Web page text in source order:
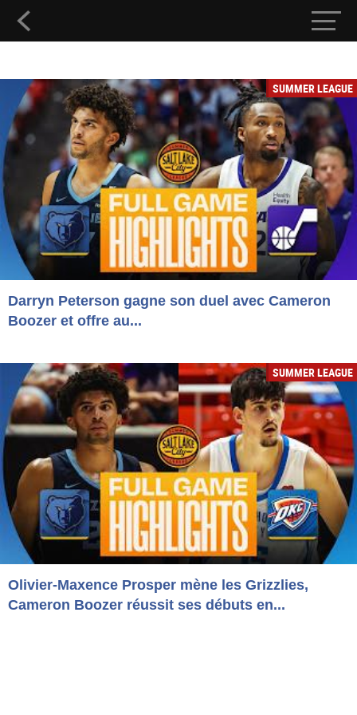
SUMMER LEAGUE
Darryn Peterson gagne son duel avec Cameron
Boozer et offre au...
SUMMER LEAGUE
Olivier-Maxence Prosper mène les Grizzlies,
Cameron Boozer réussit ses débuts en...